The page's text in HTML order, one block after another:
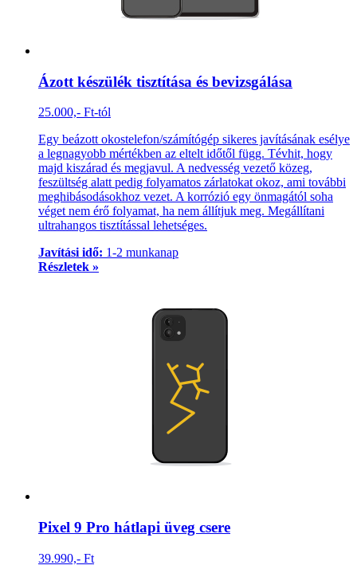
Ázott készülék tisztítása és bevizsgálása
25.000,- Ft-tól
Egy beázott okostelefon/számítógép sikeres javításának esélye
a legnagyobb mértékben az eltelt időtől függ. Tévhit, hogy
majd kiszárad és megjavul. A nedvesség vezető közeg,
feszültség alatt pedig folyamatos zárlatokat okoz, ami további
meghibásodásokhoz vezet. A korrózió egy önmagától soha
véget nem érő folyamat, ha nem állítjuk meg. Megállítani
ultrahangos tisztítással lehetséges.
Javítási idő: 1-2 munkanap
Részletek »
Pixel 9 Pro hátlapi üveg csere
39.990,- Ft